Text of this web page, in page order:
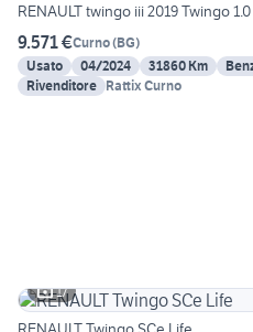
RENAULT twingo iii 2019 Twingo
9.571 €Curno(BG)
Usato
04/2024 31860 Km
Rivenditore Rattix Curno
17